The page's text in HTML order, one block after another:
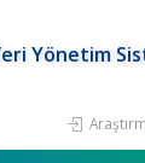
Yönetim